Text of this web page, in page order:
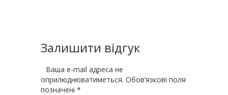
Залишити відгук
Ваша e-mail адреса не
оприлюднюватиметься. Обов’язкові поля
позначені *